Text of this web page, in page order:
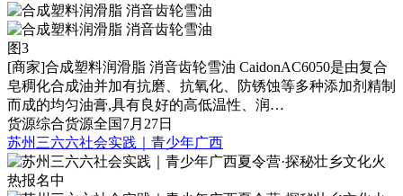
图3
[商家]合成塑料润滑脂 消音齿轮雪油 CaidonAC6050是由复合
皂稠化合成油并加有抗磨、抗氧化、防锈蚀等多种添加剂精制
而成的均匀油膏,具有良好的高低温性、润…
货源综合货源全国7月27日
苏州三六六社会实践｜青少年广西